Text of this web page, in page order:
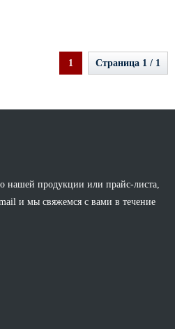
1 Страница 1 / 1
нашей продукции или прайс-листа,
и мы свяжемся с вами в течение